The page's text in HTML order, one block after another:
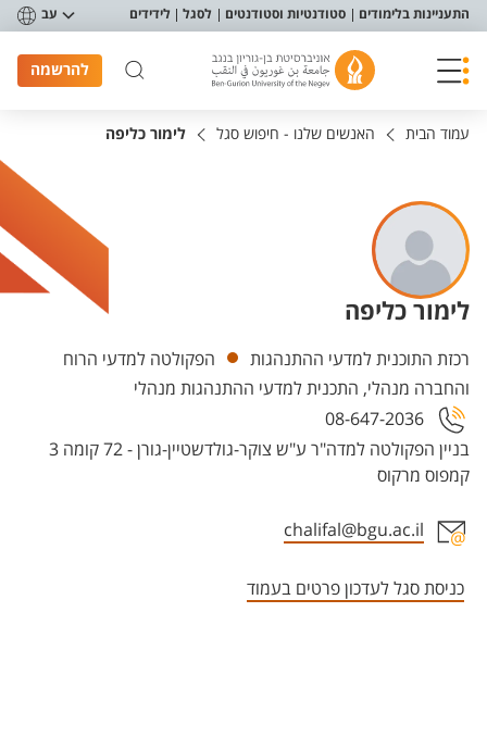
תפריט נגישות
התעניינות בלימודים סטודנטיות וסטודנטים לסגל לידידים עב
להרשמה
עמוד הבית האנשים שלנו - חיפוש סגל לימור כליפה
לימור כליפה
יחידות
רכזת התוכנית למדעי ההתנהגות
הפקולטה למדעי הרוח
והחברה מנהלי, התכנית למדעי ההתנהגות מנהלי
בניין הפקולטה למדה"ר ע"ש צוקר-גולדשטיין-גורן - 72 קומה 3
קמפוס מרקוס
08-647-2036
chalifal@bgu.ac.il
כניסת סגל לעדכון פרטים בעמוד